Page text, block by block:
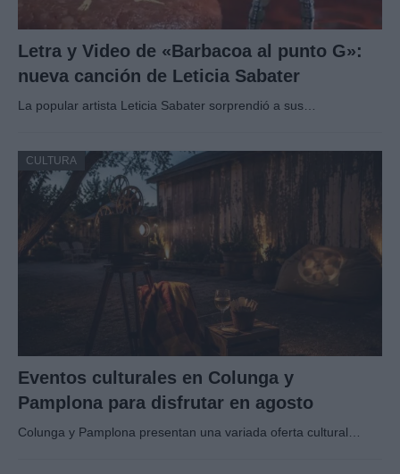
Letra y Video de «Barbacoa al punto G»:
nueva canción de Leticia Sabater
La popular artista Leticia Sabater sorprendió a sus…
CULTURA
Eventos culturales en Colunga y
Pamplona para disfrutar en agosto
Colunga y Pamplona presentan una variada oferta cultural…